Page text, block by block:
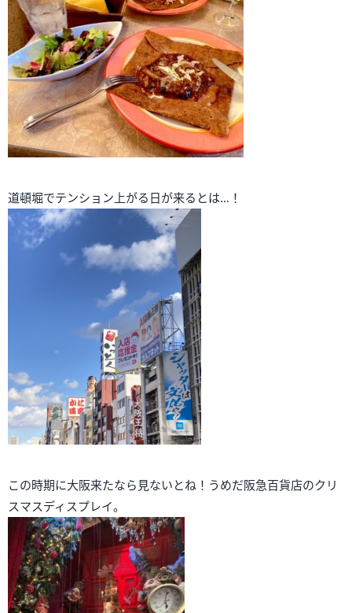
道頓堀でテンション上がる日が来るとは…！
この時期に大阪来たなら見ないとね！うめだ阪急百貨店のクリ
スマスディスプレイ。